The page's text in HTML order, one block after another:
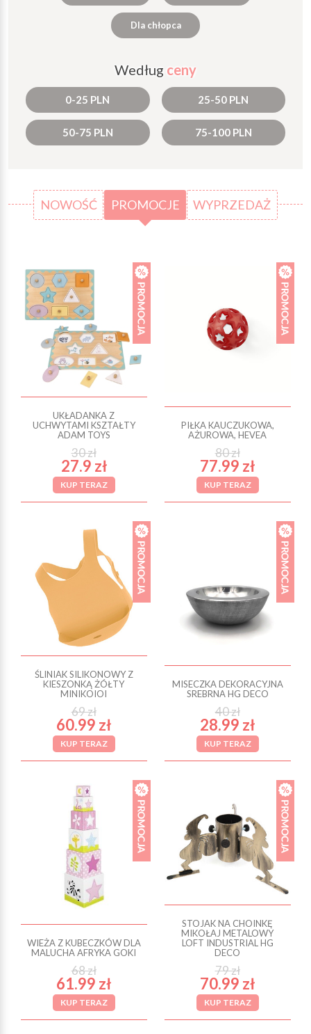
Dla chłopca
Według ceny
0-25 PLN 25-50 PLN
50-75 PLN 75-100 PLN
NOWOŚĆ PROMOCJE WYPRZEDAŻ
UKŁADANKA Z
UCHWYTAMI KSZTAŁTY
ADAM TOYS
30 zł
27.9 zł
KUP TERAZ
PIŁKA KAUCZUKOWA,
AŻUROWA, HEVEA
80 zł
77.99 zł
KUP TERAZ
ŚLINIAK SILIKONOWY Z
KIESZONKĄ ŻÓŁTY
MINIKOIOI
69 zł
60.99 zł
KUP TERAZ
MISECZKA DEKORACYJNA
SREBRNA HG DECO
40 zł
28.99 zł
KUP TERAZ
WIEŻA Z KUBECZKÓW DLA
MALUCHA AFRYKA GOKI
68 zł
61.99 zł
KUP TERAZ
STOJAK NA CHOINKĘ
MIKOŁAJ METALOWY
LOFT INDUSTRIAL HG
DECO
79 zł
70.99 zł
KUP TERAZ